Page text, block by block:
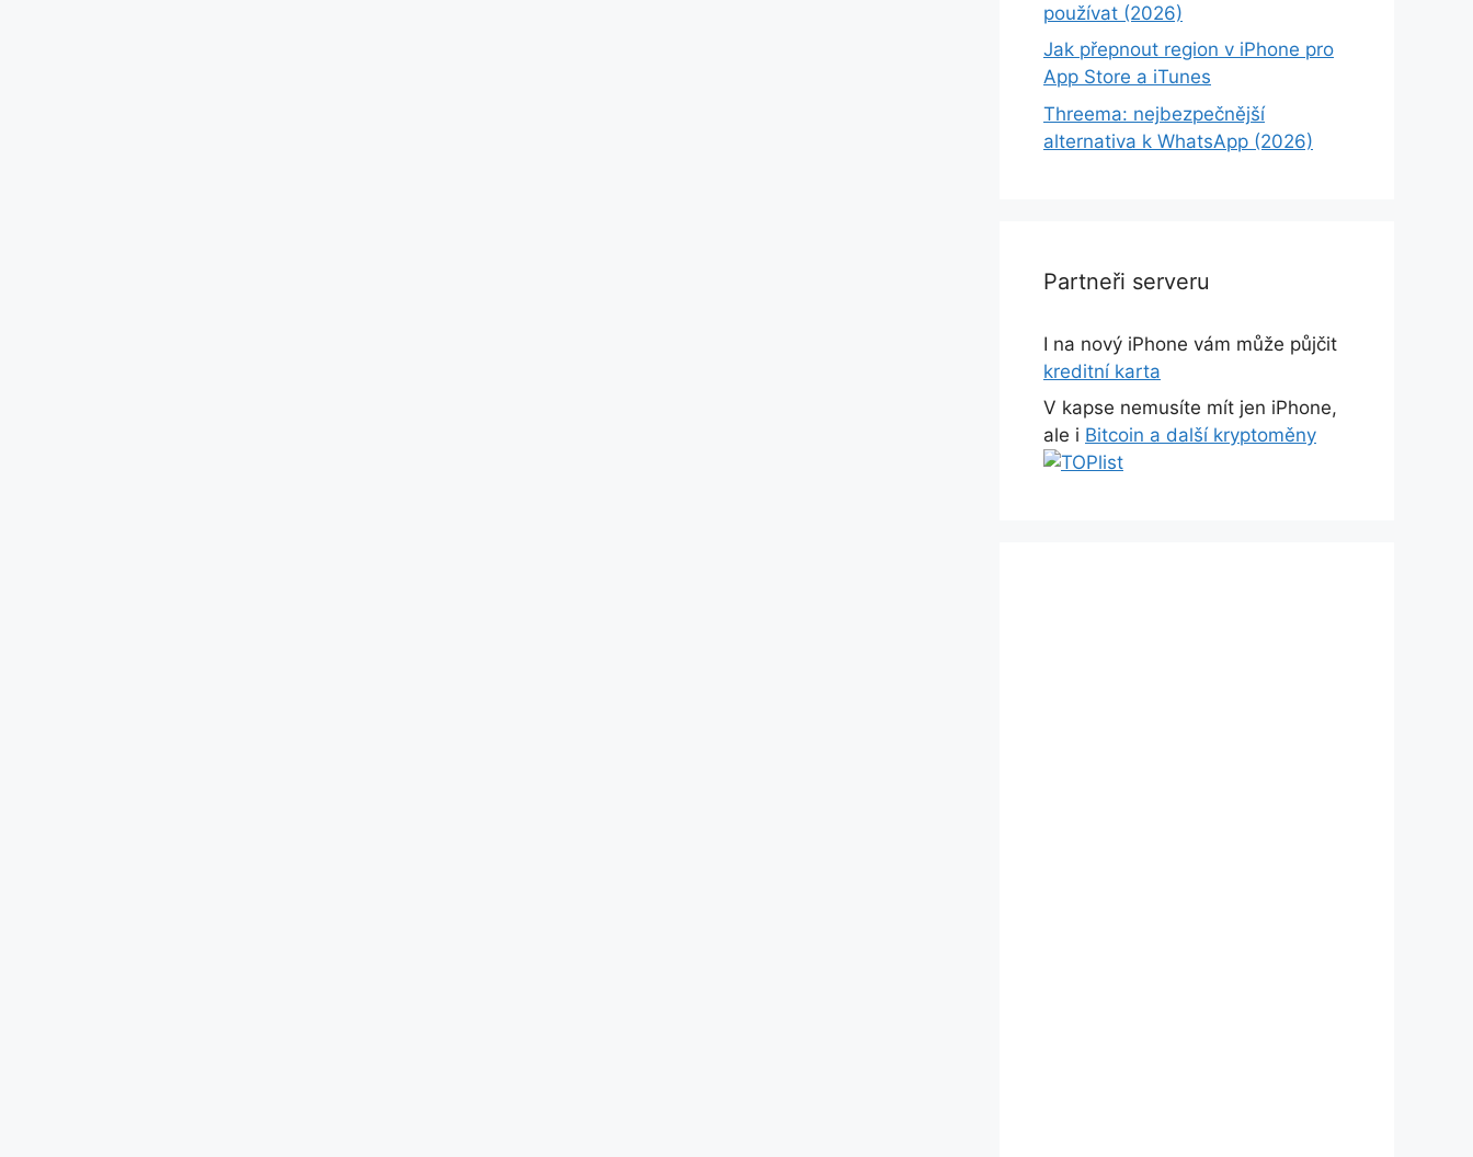
používat (2026)
Jak přepnout region v iPhone pro
App Store a iTunes
Threema: nejbezpečnější
alternativa k WhatsApp (2026)
Partneři serveru
I na nový iPhone vám může půjčit
kreditní karta
V kapse nemusíte mít jen iPhone,
ale i Bitcoin a další kryptoměny